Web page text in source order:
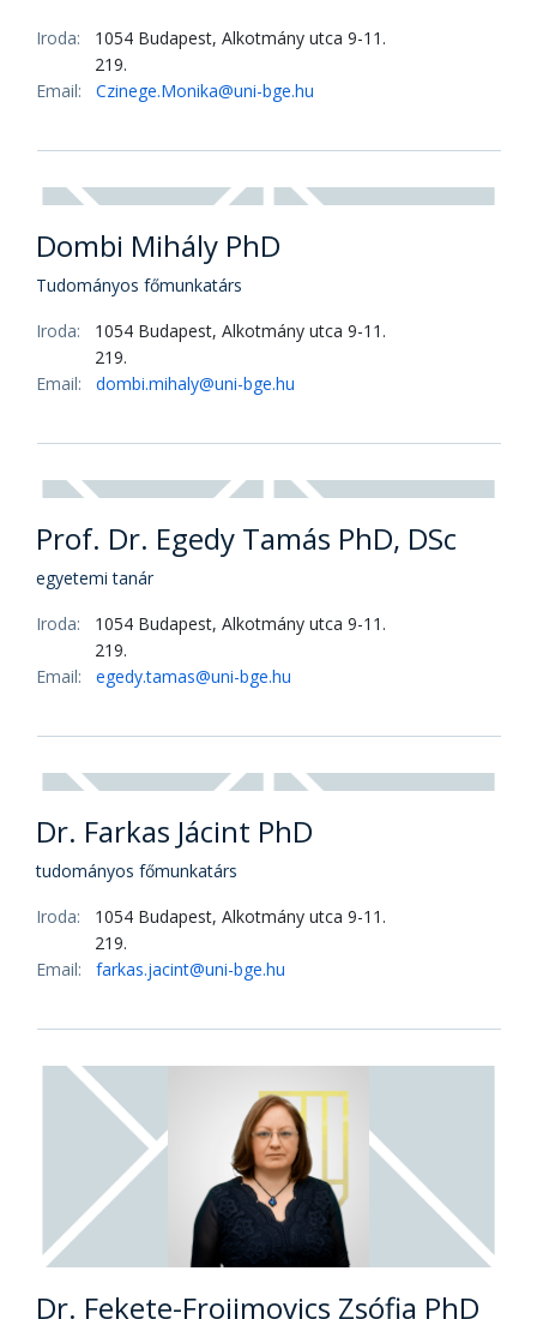
Dr. Biró Lóránt PhD
főiskolai docens
Dr. Czinege Monika PhD
főiskolai docens
Iroda: 1054 Budapest, Alkotmány utca 9-11.
219.
Czinege.Monika@uni-bge.hu
Dombi Mihály PhD
Iroda: 1054 Budapest, Alkotmány utca 9-11.
219.
dombi.mihaly@uni-bge.hu